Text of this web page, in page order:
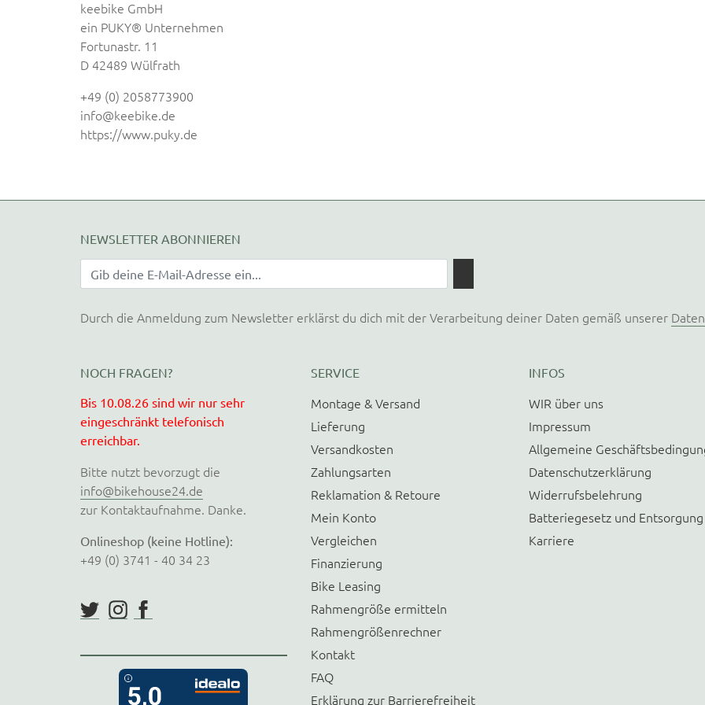
keebike GmbH
ein PUKY® Unternehmen
Fortunastr. 11
D 42489 Wülfrath
+49 (0) 2058773900
info@keebike.de
https://www.puky.de
NEWSLETTER ABONNIEREN
Durch die Anmeldung zum Newsletter erklärst du dich mit der Verarbeitung deiner Daten gemäß unserer
NOCH FRAGEN?
Bis 10.08.26 sind wir nur sehr
eingeschränkt telefonisch
erreichbar.
Bitte nutzt bevorzugt die
info@bikehouse24.de
zur Kontaktaufnahme. Danke.
Onlineshop (keine Hotline):
+49 (0) 3741 - 40 34 23
SERVICE
Montage & Versand
Lieferung
Versandkosten
Zahlungsarten
Reklamation & Retoure
Mein Konto
Vergleichen
Finanzierung
Bike Leasing
Rahmengröße ermitteln
Rahmengrößenrechner
Kontakt
FAQ
Erklärung zur Barrierefreiheit
INFOS
WIR über uns
Impressum
Allgemeine
Datenschutzerklärung
Widerrufsbelehrung
Batteriegesetz und Entsorgung
Karriere